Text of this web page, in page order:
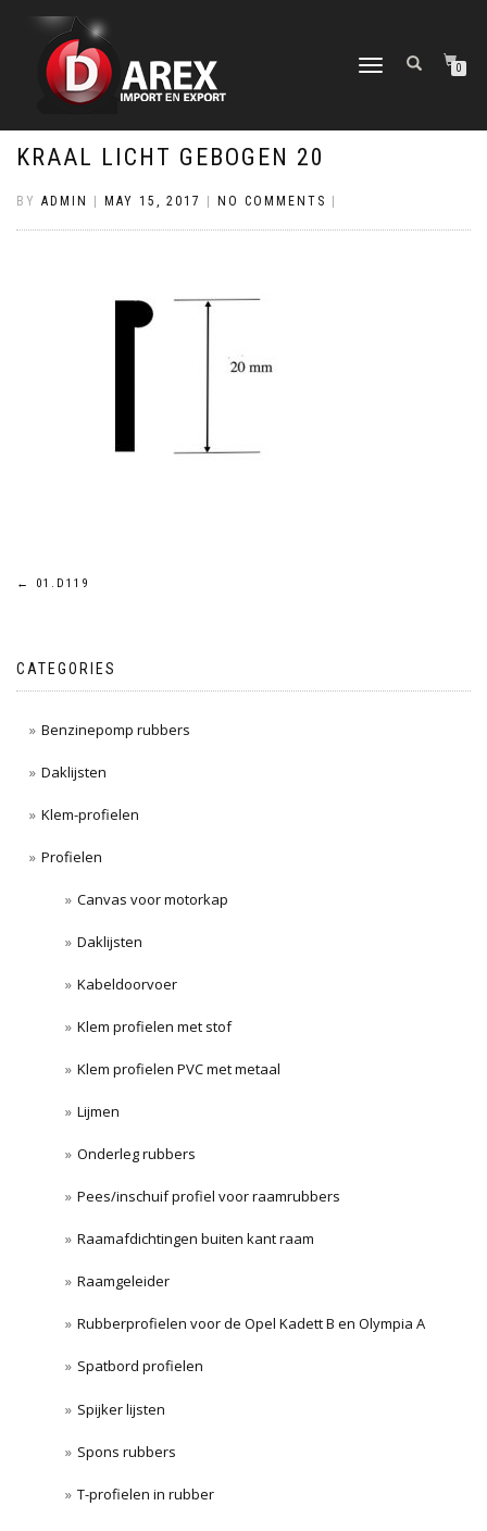
TOGGLE
0
KRAAL LICHT GEBOGEN 20
BY ADMIN MAY 15, 2017 NO COMMENTS
Post
← 01.D119
CATEGORIES
Benzinepomp rubbers
Daklijsten
Klem-profielen
Profielen
Canvas voor motorkap
Daklijsten
Kabeldoorvoer
Klem profielen met stof
Klem profielen PVC met metaal
Lijmen
Onderleg rubbers
Pees/inschuif profiel voor raamrubbers
Raamafdichtingen buiten kant raam
Raamgeleider
Rubberprofielen voor de Opel Kadett B en Olympia A
Spatbord profielen
Spijker lijsten
Spons rubbers
T-profielen in rubber